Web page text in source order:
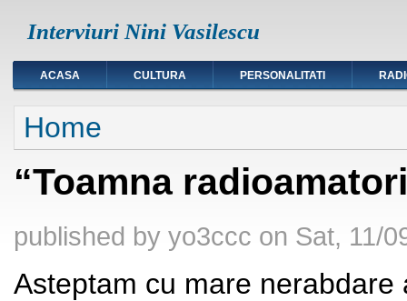
Interviuri Nini Vasilescu
ACASA CULTURA PERSONALITATI
You are here
Home
“Toamna
published by yo3ccc on Sat, 11/
Asteptam cu mare